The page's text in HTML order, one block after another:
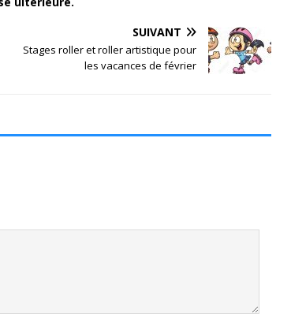
SUIVANT
Stages roller et roller artistique pour
les vacances de février